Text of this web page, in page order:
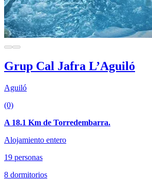
Grup Cal Jafra L’Aguiló
Aguiló
(0)
A 18.1 Km de Torredembarra.
Alojamiento entero
19 personas
8 dormitorios